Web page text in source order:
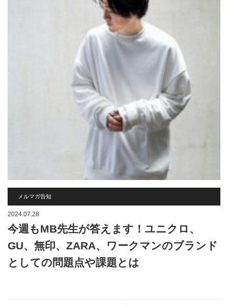
メルマガ告知
2024.07.28
今週もMB先生が答えます！ユニクロ、
GU、無印、ZARA、ワークマンのブランド
としての問題点や課題とは